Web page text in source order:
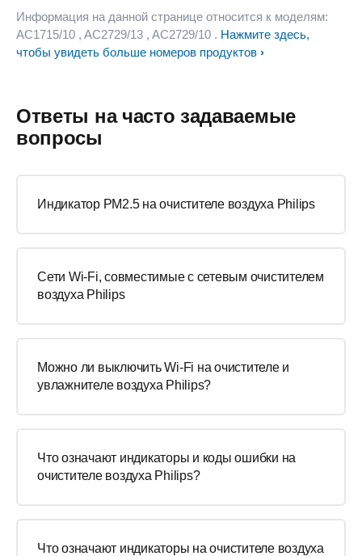
Информация на данной странице относится к моделям:
AC1715/10 , AC2729/13 , AC2729/10 . Нажмите здесь,
чтобы увидеть больше номеров продуктов
Ответы на часто задаваемые
вопросы
Индикатор PM2.5 на очистителе воздуха Philips
Сети Wi-Fi, совместимые с сетевым очистителем
воздуха Philips
Можно ли выключить Wi-Fi на очистителе и
увлажнителе воздуха Philips?
Что означают индикаторы и коды ошибки на
очистителе воздуха Philips?
Что означают индикаторы на очистителе воздуха